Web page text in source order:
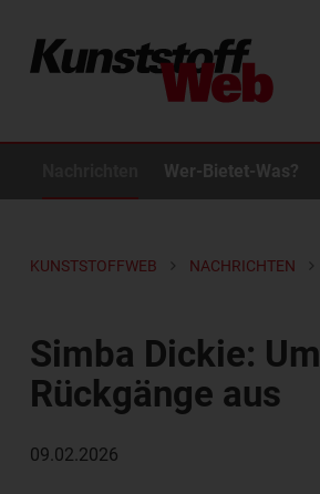
Wer-Bietet-Was?
KUNSTSTOFFWEB NACHRICHTEN
Simba Dickie:
Rückgänge aus
09.02.2026